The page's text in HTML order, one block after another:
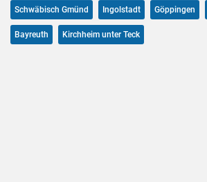
Schwäbisch Gmünd Ingolstadt Göppingen
Bayreuth Kirchheim unter Teck